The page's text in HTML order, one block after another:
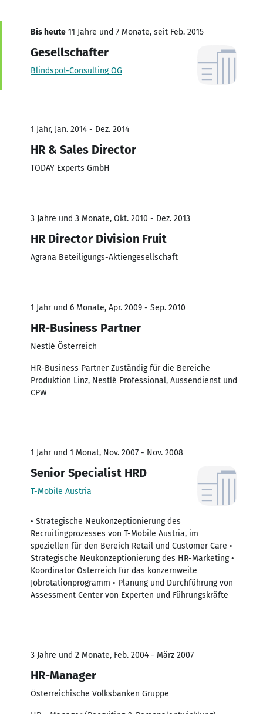
Bis heute 11 Jahre und 7 Monate, seit Feb. 2015
Gesellschafter
Blindspot-Consulting OG
1 Jahr, Jan. 2014 - Dez. 2014
HR & Sales Director
TODAY Experts GmbH
3 Jahre und 3 Monate, Okt. 2010 - Dez. 2013
HR Director Division Fruit
Agrana Beteiligungs-Aktiengesellschaft
1 Jahr und 6 Monate, Apr. 2009 - Sep. 2010
HR-Business Partner
Nestlé Österreich
HR-Business Partner Zuständig für die Bereiche
Produktion Linz, Nestlé Professional, Aussendienst und
CPW
1 Jahr und 1 Monat, Nov. 2007 - Nov. 2008
Senior Specialist HRD
T-Mobile Austria
• Strategische Neukonzeptionierung des
Recruitingprozesses von T-Mobile Austria, im
speziellen für den Bereich Retail und Customer Care •
Strategische Neukonzeptionierung des HR-Marketing •
Koordinator Österreich für das konzernweite
Jobrotationprogramm • Planung und Durchführung von
Assessment Center von Experten und Führungskräfte
3 Jahre und 2 Monate, Feb. 2004 - März 2007
HR-Manager
Österreichische Volksbanken Gruppe